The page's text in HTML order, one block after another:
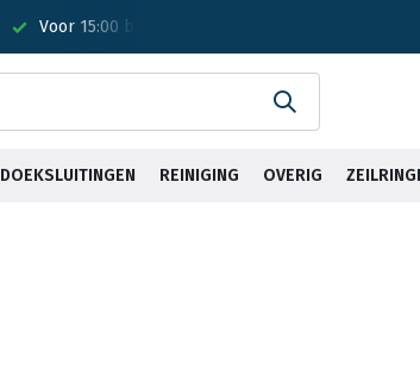
Voor 15:00 besteld? Is vandaag verzonden!
DOEKSLUITINGEN REINIGING OVERIG